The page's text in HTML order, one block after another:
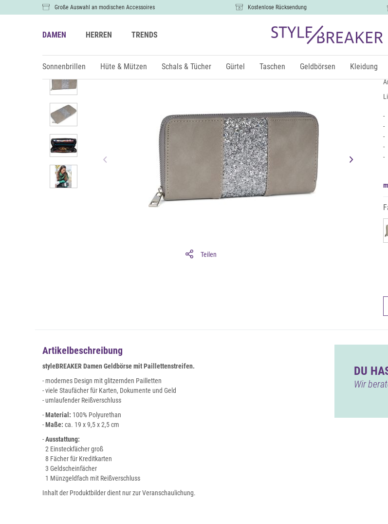
Große Auswahl an modischen Accessoires Kostenlose Rücksendung
DAMEN HERREN TRENDS
Sonnenbrillen Hüte & Mützen Schals & Tücher Gürtel Taschen Geldbörsen Kleidung
Teilen
Artikelbeschreibung
styleBREAKER Damen Geldbörse mit Paillettenstreifen.
- modernes Design mit glitzernden Pailletten
- viele Staufächer für Karten, Dokumente und Geld
- umlaufender Reißverschluss
-Material: 100% Polyurethan
-Maße: ca. 19 x 9,5 x 2,5 cm
-Ausstattung:
2 Einsteckfächer groß
8 Fächer für Kreditkarten
3 Geldscheinfächer
1 Münzgeldfach mit Reißverschluss
Inhalt der Produktbilder dient nur zur Veranschaulichung.
DU
Wir